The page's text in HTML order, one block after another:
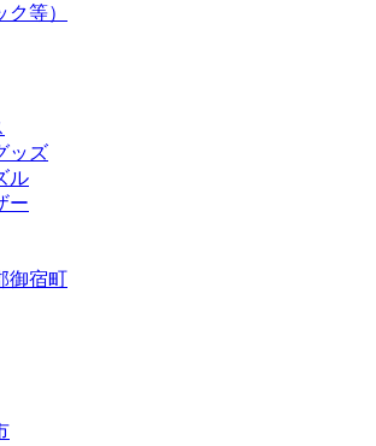
ク等）
ッズ
ル
ー
御宿町